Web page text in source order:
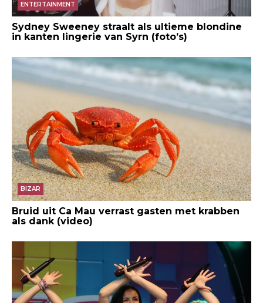
ENTERTAINMENT
Sydney Sweeney straalt als ultieme blondine
in kanten lingerie van Syrn (foto’s)
BIZAR
Bruid uit Ca Mau verrast gasten met krabben
als dank (video)